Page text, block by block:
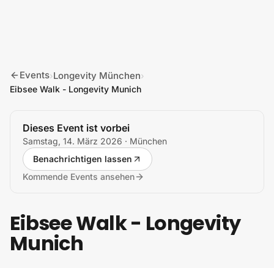
Events›Longevity München›
Eibsee Walk - Longevity Munich
Dieses Event ist vorbei
Samstag, 14. März 2026 · München
Benachrichtigen lassen
Kommende Events ansehen
Eibsee Walk - Longevity
Munich